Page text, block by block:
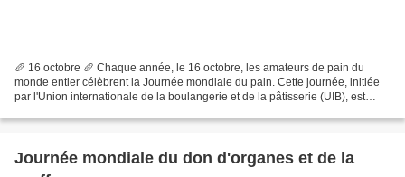
🥖 16 octobre 🥖 Chaque année, le 16 octobre, les amateurs de pain du
monde entier célèbrent la Journée mondiale du pain. Cette journée, initiée
par l'Union internationale de la boulangerie et de la pâtisserie (UIB), est
Journée mondiale du don d'organes et de la